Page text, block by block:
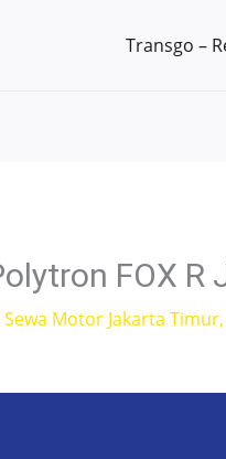
Transgo –
FOX R
Sewa Motor Jakarta Timur,